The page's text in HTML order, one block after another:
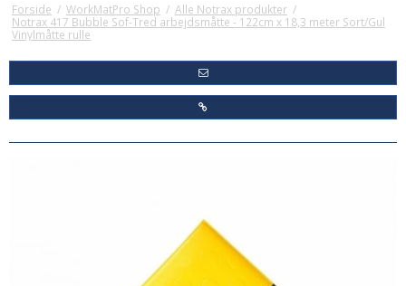
Forside / WorkMatPro Shop / Alle Notrax produkter /
Notrax 417 Bubble Sof-Tred arbejdsmåtte - 122cm x 18,3 meter Sort/Gul
Vinylmåtte rulle